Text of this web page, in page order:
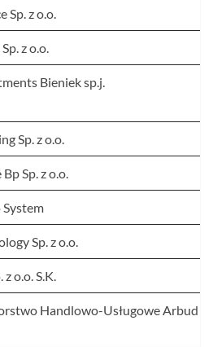
Sp. z o.o.
z o.o.
Bieniek sp.j.
Sp. z o.o.
Sp. z o.o.
System
Sp. z o.o.
z o.o. S.K.
Handlowo-Usługowe Arbud